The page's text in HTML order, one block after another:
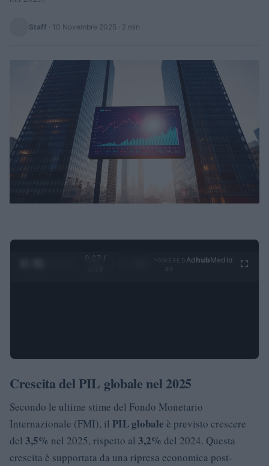
Staff · 10 Novembre 2025 · 2 min
0:28 /
Ad hubMedia
Crescita del PIL globale nel 2025
Secondo le ultime stime del Fondo Monetario
Internazionale (FMI), il PIL globale è previsto crescere
del 3,5% nel 2025, rispetto al 3,2% del 2024. Questa
crescita è supportata da una ripresa economica post-